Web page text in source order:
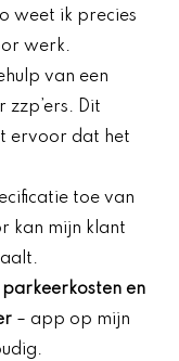
weet ik precies
werk.
van een
Dit
ervoor dat het
toe van
kan mijn klant
en
– app op mijn